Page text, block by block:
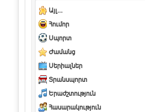
Այլ...
Հումոր
Սպորտ
Ժամանց
Սերիալներ
Տրանսպորտ
Երաժշտություն
Հասարակություն